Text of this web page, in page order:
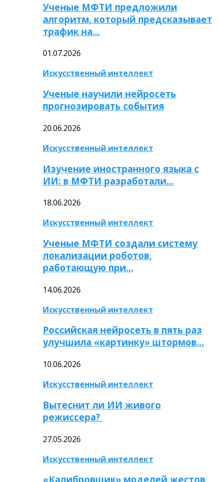
Ученые МФТИ предложили
алгоритм, который предсказывает
трафик на…
01.07.2026
Искусственный интеллект
Ученые научили нейросеть
прогнозировать события
20.06.2026
Искусственный интеллект
Изучение иностранного языка с
ИИ: в МФТИ разработали…
18.06.2026
Искусственный интеллект
Ученые МФТИ создали систему
локализации роботов,
работающую при…
14.06.2026
Искусственный интеллект
Российская нейросеть в пять раз
улучшила «картинку» штормов…
10.06.2026
Искусственный интеллект
Вытеснит ли ИИ живого
режиссера?
27.05.2026
Искусственный интеллект
«Калибровщик» моделей жестов